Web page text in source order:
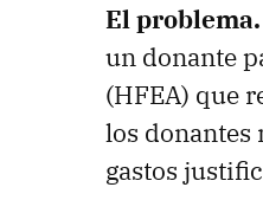
El problema.
un donante
(HFEA) que
los donantes
gastos